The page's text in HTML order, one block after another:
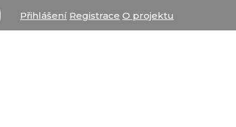
Přihlášení Registrace O projektu